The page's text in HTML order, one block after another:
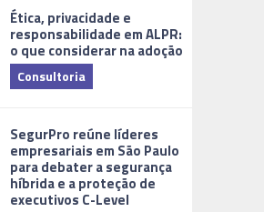
Ética, privacidade e
responsabilidade em ALPR:
o que considerar na adoção
Consultoria
SegurPro reúne líderes
empresariais em São Paulo
para debater a segurança
híbrida e a proteção de
executivos C-Level